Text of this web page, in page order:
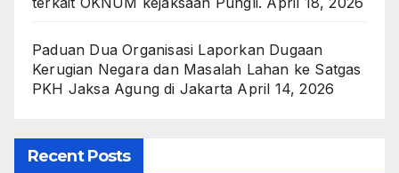
Paduan Dua Organisasi Laporkan Dugaan
Kerugian Negara dan Masalah Lahan ke Satgas
PKH Jaksa Agung di Jakarta April 14, 2026
Recent Posts